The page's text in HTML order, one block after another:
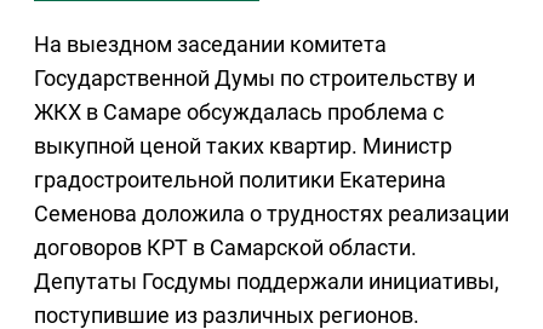
На выездном заседании комитета
Государственной Думы по строительству и
ЖКХ в Самаре обсуждалась проблема с
выкупной ценой таких квартир. Министр
градостроительной политики Екатерина
Семенова доложила о трудностях реализации
договоров КРТ в Самарской области.
Депутаты Госдумы поддержали инициативы,
поступившие из различных регионов.